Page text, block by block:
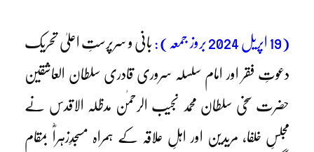
(19 اپریل 2024 بروز جمعہ) : بانی و سرپرستِ اعلیٰ تحریک
دعوتِ فقر اور امام سلسلہ سروری قادری سلطان العاشقین
حضرت سخی سلطان محمد نجیب الرحمٰن مدظلہ الاقدس نے
مجلسِ خلفا، مریدین اور اہلِ علاقہ کے ہمراہ مسجدِزہراؓ بمقام